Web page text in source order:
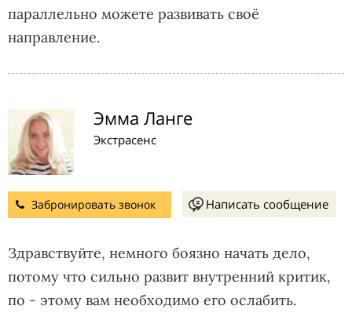
параллельно можете развивать своё
направление.
Эмма Ланге
Экстрасенс
Забронировать звонок Написать сообщение
Здравствуйте, немного боязно начать дело,
потому что сильно развит внутренний критик,
по - этому вам необходимо его ослабить.